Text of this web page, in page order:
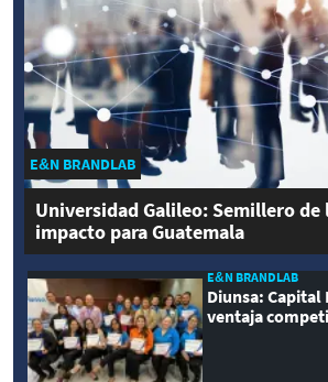
E&N BRANDLAB
Universidad Galileo: Semillero
impacto para Guatemala
E&N BRANDLAB
Diunsa:
ventaja